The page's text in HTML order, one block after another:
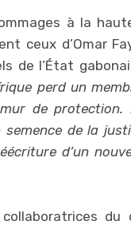
à la
ceux d’Omar
de l’État
perd un
de
semence de la
d’un
du